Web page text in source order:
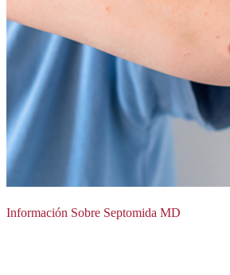
Información Sobre Septomida MD